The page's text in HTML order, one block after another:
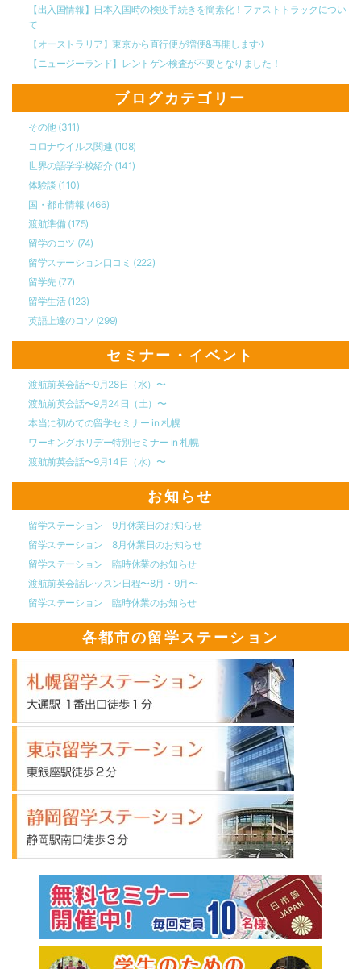
【出入国情報】日本入国時の検疫手続きを簡素化！ファストトラックについ
て
【オーストラリア】東京から直行便が増便&再開します✈︎
【ニュージーランド】レントゲン検査が不要となりました！
ブログカテゴリー
その他 (311)
コロナウイルス関連 (108)
世界の語学学校紹介 (141)
体験談 (110)
国・都市情報 (466)
渡航準備 (175)
留学のコツ (74)
留学ステーション口コミ (222)
留学先 (77)
留学生活 (123)
英語上達のコツ (299)
セミナー・イベント
渡航前英会話〜9月28日（水）〜
渡航前英会話〜9月24日（土）〜
本当に初めての留学セミナー in 札幌
ワーキングホリデー特別セミナー in 札幌
渡航前英会話〜9月14日（水）〜
お知らせ
留学ステーション 9月休業日のお知らせ
留学ステーション 8月休業日のお知らせ
留学ステーション 臨時休業のお知らせ
渡航前英会話レッスン日程〜8月・9月〜
留学ステーション 臨時休業のお知らせ
各都市の留学ステーション